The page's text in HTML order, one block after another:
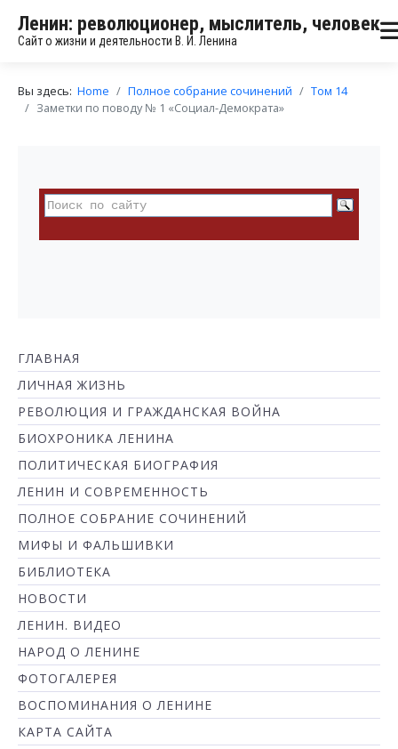
Ленин: революционер, мыслитель, человек
Сайт о жизни и деятельности В. И. Ленина
Вы здесь: Home Полное собрание сочинений
Том 14
Заметки по поводу № 1 «Социал-Демократа»
ГЛАВНАЯ
ЛИЧНАЯ ЖИЗНЬ
РЕВОЛЮЦИЯ И ГРАЖДАНСКАЯ ВОЙНА
БИОХРОНИКА ЛЕНИНА
ПОЛИТИЧЕСКАЯ БИОГРАФИЯ
ЛЕНИН И СОВРЕМЕННОСТЬ
ПОЛНОЕ СОБРАНИЕ СОЧИНЕНИЙ
МИФЫ И ФАЛЬШИВКИ
БИБЛИОТЕКА
НОВОСТИ
ЛЕНИН. ВИДЕО
НАРОД О ЛЕНИНЕ
ФОТОГАЛЕРЕЯ
ВОСПОМИНАНИЯ О ЛЕНИНЕ
КАРТА САЙТА